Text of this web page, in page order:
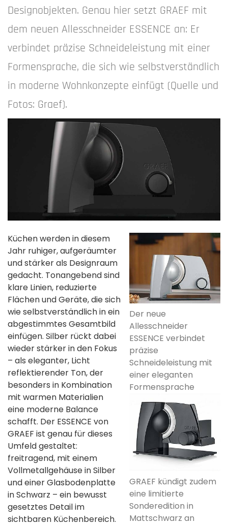
Designobjekten. Genau hier setzt GRAEF mit
dem neuen Allesschneider ESSENCE an: Er
verbindet präzise Schneideleistung mit einer
Formensprache, die sich wie selbstverständlich
in moderne Wohnkonzepte einfügt (Quelle und
Fotos: Graef).
Der neue
Allesschneider
ESSENCE verbindet
präzise
Schneideleistung mit
einer eleganten
Formensprache
GRAEF kündigt zudem
eine limitierte
Sonderedition in
Mattschwarz an
Küchen werden in diesem
Jahr ruhiger, aufgeräumter
und stärker als Designraum
gedacht. Tonangebend sind
klare Linien, reduzierte
Flächen und Geräte, die sich
wie selbstverständlich in ein
abgestimmtes Gesamtbild
einfügen. Silber rückt dabei
wieder stärker in den Fokus
– als eleganter, Licht
reflektierender Ton, der
besonders in Kombination
mit warmen Materialien
eine moderne Balance
schafft. Der ESSENCE von
GRAEF ist genau für dieses
Umfeld gestaltet:
freitragend, mit einem
Vollmetallgehäuse in Silber
und einer Glasbodenplatte
in Schwarz – ein bewusst
gesetztes Detail im
sichtbaren Küchenbereich.